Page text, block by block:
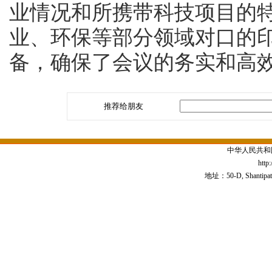
业情况和所携带科技项目的
业、环保等部分领域对口的
备，确保了会议的务实和高
推荐给朋友
中华人民共
地址：50-D,